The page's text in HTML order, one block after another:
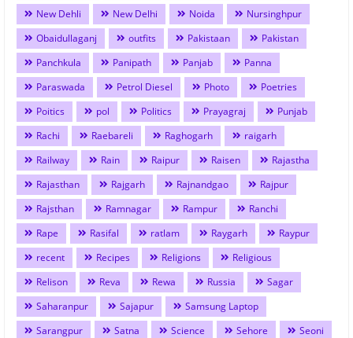
New Dehli
New Delhi Noida
Nursinghpur
Obaidullaganj
outfits Pakistaan
Pakistan
Panchkula
Panipath Panjab
Panna
Paraswada
Petrol Diesel Photo
Poetries
Poitics
pol Politics Prayagraj
Punjab
Rachi
Raebareli Raghogarh
raigarh
Railway
Rain Raipur Raisen
Rajastha
Rajasthan
Rajgarh Rajnandgao
Rajpur
Rajsthan
Ramnagar Rampur
Ranchi
Rape
Rasifal ratlam Raygarh
Raypur
recent
Recipes Religions
Religious
Relison
Reva Rewa Russia
Sagar
Saharanpur
Sajapur
Samsung Laptop
Sarangpur
Satna Science Sehore
Seoni